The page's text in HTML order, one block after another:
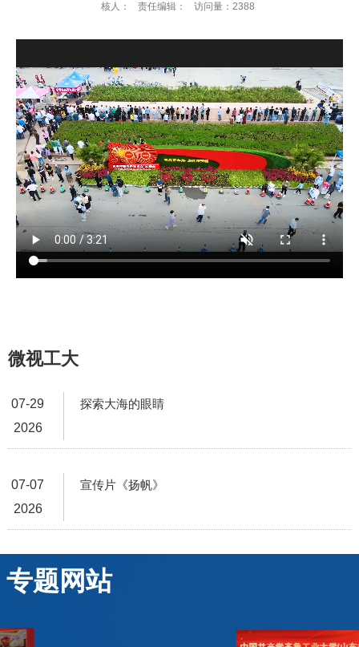
核人：
责任编辑： 访问量： 2388
微视工大
07-29
2026
探索大海的眼睛
07-07
2026
宣传片《扬帆》
专题网站